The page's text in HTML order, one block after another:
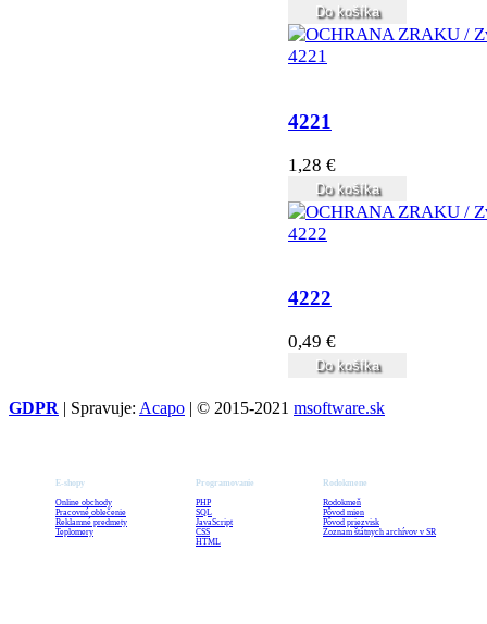
Do košíka
4221
1,28 €
Do košíka
4222
0,49 €
Do košíka
GDPR | Spravuje: Acapo | © 2015-2021 msoftware.sk
E-shopy
Online obchody
Pracovné oblečenie
Reklamné predmety
Teplomery
Programovanie
PHP
SQL
JavaScript
CSS
HTML
Rodokmene
Rodokmeň
Pôvod mien
Pôvod priezvisk
Zoznam štátnych archívov v SR